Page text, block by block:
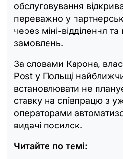
обслуговування
переважно у
через міні-відділення
замовлень.
За словами Карона,
Post у Польщі
встановлювати не
ставку на співпрацю з
операторами
видачі посилок.
Читайте по темі: